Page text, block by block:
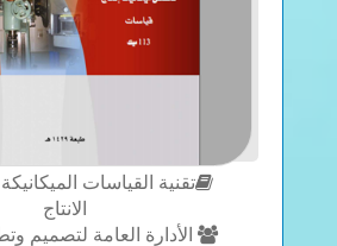
تقنية القياسات
الانتاج
الأدارة العامة لتصميم